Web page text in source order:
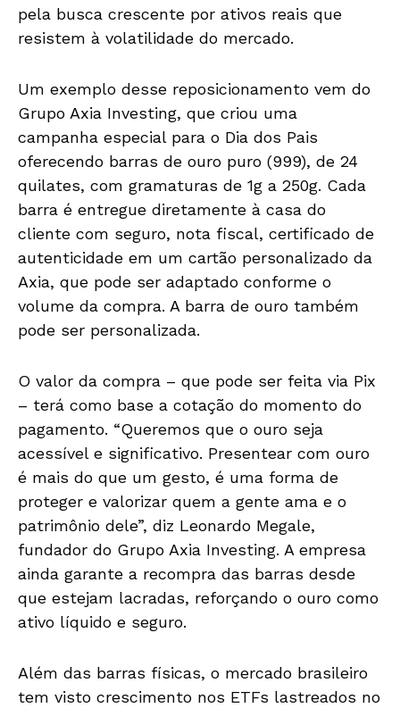
pela busca crescente por ativos reais que
resistem à volatilidade do mercado.
Um exemplo desse reposicionamento vem do
Grupo Axia Investing, que criou uma
campanha especial para o Dia dos Pais
oferecendo barras de ouro puro (999), de 24
quilates, com gramaturas de 1g a 250g. Cada
barra é entregue diretamente à casa do
cliente com seguro, nota fiscal, certificado de
autenticidade em um cartão personalizado da
Axia, que pode ser adaptado conforme o
volume da compra. A barra de ouro também
pode ser personalizada.
O valor da compra – que pode ser feita via Pix
– terá como base a cotação do momento do
pagamento. “Queremos que o ouro seja
acessível e significativo. Presentear com ouro
é mais do que um gesto, é uma forma de
proteger e valorizar quem a gente ama e o
patrimônio dele”, diz Leonardo Megale,
fundador do Grupo Axia Investing. A empresa
ainda garante a recompra das barras desde
que estejam lacradas, reforçando o ouro como
ativo líquido e seguro.
Além das barras físicas, o mercado brasileiro
tem visto crescimento nos ETFs lastreados no